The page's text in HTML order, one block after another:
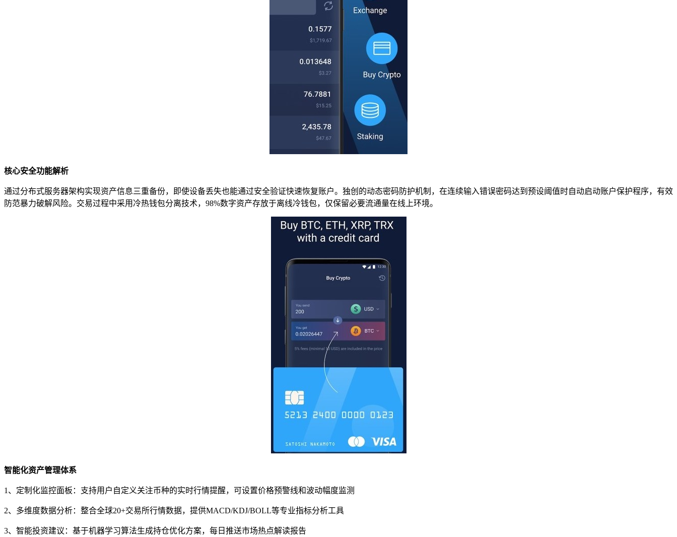
核心安全功能解析
通过分布式服务器架构实现资产信息三重备份，即使设备丢失也能通过安全验证快速恢复账户。独创的动态密码防护机制，在连续输入错误密码达到预设阈值时自动启动账户保护程序，有效
防范暴力破解风险。交易过程中采用冷热钱包分离技术，98%数字资产存放于离线冷钱包，仅保留必要流通量在线上环境。
智能化资产管理体系
1、定制化监控面板：支持用户自定义关注币种的实时行情提醒，可设置价格预警线和波动幅度监测
2、多维度数据分析：整合全球20+交易所行情数据，提供MACD/KDJ/BOLL等专业指标分析工具
3、智能投资建议：基于机器学习算法生成持仓优化方案，每日推送市场热点解读报告